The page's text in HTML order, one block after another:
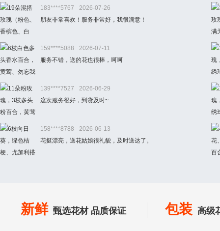
183****5767
2026-07-26
朋友非常喜欢！服务非常好，我很满意！
159****5088
2026-07-11
服务不错，送的花也很棒，呵呵
139****7527
2026-06-29
这次服务很好，到货及时~
158****8788
2026-06-13
花挺漂亮，送花姑娘很礼貌，及时送达了。
新鲜 甄选花材 品质保证 包装 高级